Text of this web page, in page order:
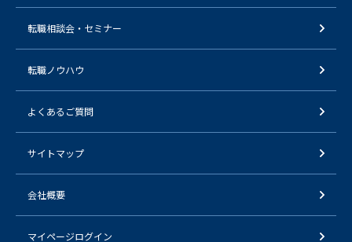
転職相談会・セミナー
転職ノウハウ
よくあるご質問
サイトマップ
会社概要
マイページログイン